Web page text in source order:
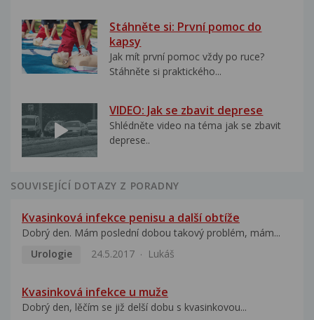
Stáhněte si: První pomoc do
kapsy
Jak mít první pomoc vždy po ruce?
Stáhněte si praktického...
VIDEO: Jak se zbavit deprese
Shlédněte video na téma jak se zbavit
deprese..
SOUVISEJÍCÍ DOTAZY Z PORADNY
Kvasinková infekce penisu a další obtíže
Dobrý den. Mám poslední dobou takový problém, mám...
Urologie
24.5.2017 Lukáš
Kvasinková infekce u muže
Dobrý den, lěčím se již delší dobu s kvasinkovou...